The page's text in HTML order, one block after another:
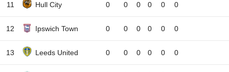
11 Hull City 0 0 0 0 0 0
12 Ipswich Town 0 0 0 0 0 0
13 Leeds United 0 0 0 0 0 0